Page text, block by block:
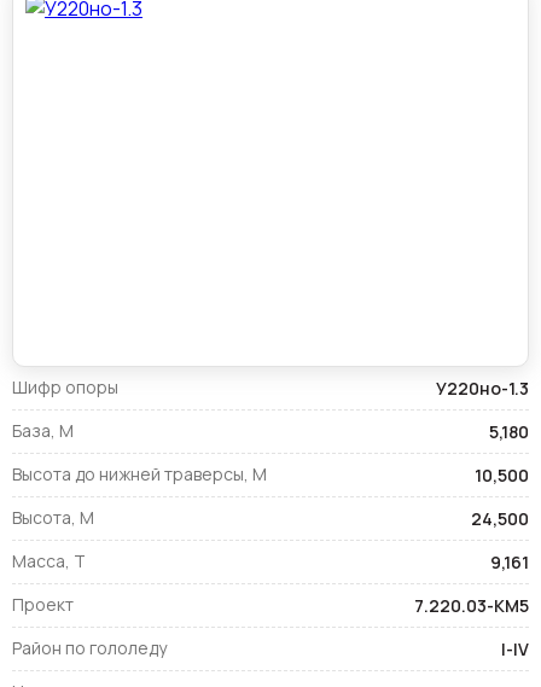
Шифр опоры
У220но-1.3
База, М
5,180
Высота до нижней траверсы, М
10,500
Высота, М
24,500
Масса, Т
9,161
Проект
7.220.03-КМ5
Район по гололеду
I-IV